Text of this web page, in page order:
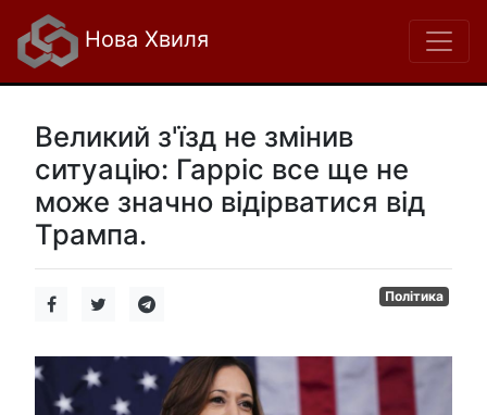
Нова Хвиля
Великий з'їзд не змінив
ситуацію: Гарріс все ще не
може значно відірватися від
Трампа.
Політика